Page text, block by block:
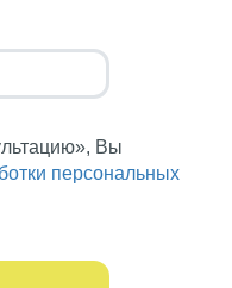
Вы
персональных